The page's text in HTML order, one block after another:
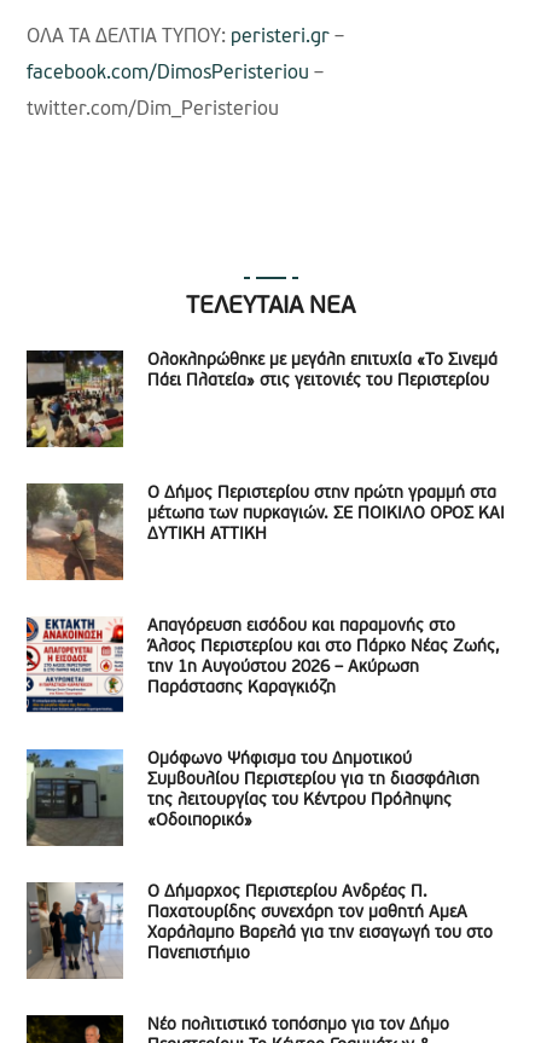
ΟΛΑ ΤΑ ΔΕΛΤΙΑ ΤΥΠΟΥ: peristeri.gr –
facebook.com/DimosPeristeriou –
twitter.com/Dim_Peristeriou
ΤΕΛΕΥΤΑΙΑ ΝΕΑ
Ολοκληρώθηκε με μεγάλη επιτυχία «Το Σινεμά
Πάει Πλατεία» στις γειτονιές του Περιστερίου
Ο Δήμος Περιστερίου στην πρώτη γραμμή στα
μέτωπα των πυρκαγιών. ΣΕ ΠΟΙΚΙΛΟ ΟΡΟΣ ΚΑΙ
ΔΥΤΙΚΗ ΑΤΤΙΚΗ
Απαγόρευση εισόδου και παραμονής στο
Άλσος Περιστερίου και στο Πάρκο Νέας Ζωής,
την 1η Αυγούστου 2026 – Ακύρωση
Παράστασης Καραγκιόζη
Ομόφωνο Ψήφισμα του Δημοτικού
Συμβουλίου Περιστερίου για τη διασφάλιση
της λειτουργίας του Κέντρου Πρόληψης
«Οδοιπορικό»
Ο Δήμαρχος Περιστερίου Ανδρέας Π.
Παχατουρίδης συνεχάρη τον μαθητή ΑμεΑ
Χαράλαμπο Βαρελά για την εισαγωγή του στο
Πανεπιστήμιο
Νέο πολιτιστικό τοπόσημο για τον Δήμο